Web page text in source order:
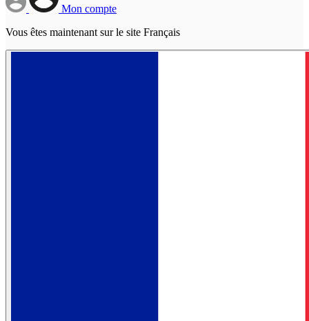
Mon compte
Vous êtes maintenant sur le site Français